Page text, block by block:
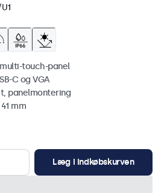
touch-panel
C og VGA
panelmontering
mm
Læg i indkøbskurven